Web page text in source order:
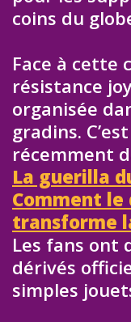
coins du
Face à cette
résistance
organisée
gradins.
récemment
La guerilla
Comment le
transforme
Les fans ont
dérivés
simples